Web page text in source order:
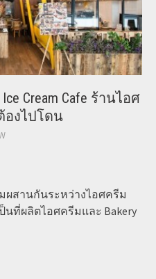
Ice Cream Cafe ร้านไอศ
องไปโดน
ผสานกันระหว่างไอศครีม
ป็นที่ผลิตไอศครีมและ Bakery